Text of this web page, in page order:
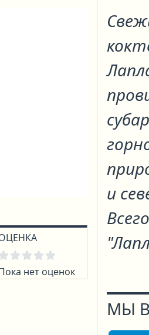
нет оценок
и
МЫ